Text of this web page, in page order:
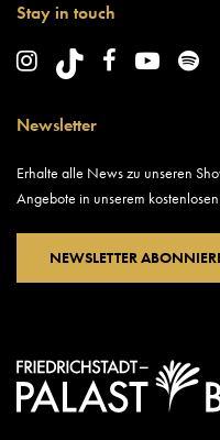
Stay in touch
Newsletter
Erhalte alle News zu unseren
Angebote in unserem
NEWSLETTER